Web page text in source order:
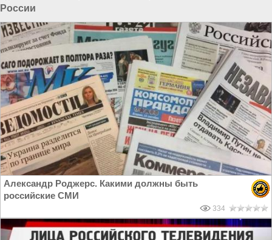
России
Александр Роджерс. Какими должны быть
российские СМИ
334